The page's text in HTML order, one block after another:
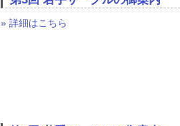
» 詳細はこちら